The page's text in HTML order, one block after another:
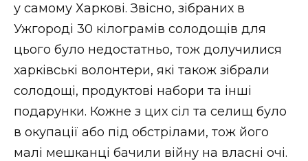
у самому Харкові. Звісно, зібраних в
Ужгороді 30 кілограмів солодощів для
цього було недостатньо, тож долучилися
харківські волонтери, які також зібрали
солодощі, продуктові набори та інші
подарунки. Кожне з цих сіл та селищ було
в окупації або під обстрілами, тож його
малі мешканці бачили війну на власні очі.